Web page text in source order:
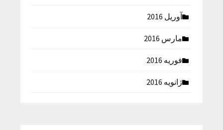
آوریل 2016
مارس 2016
فوریه 2016
ژانویه 2016